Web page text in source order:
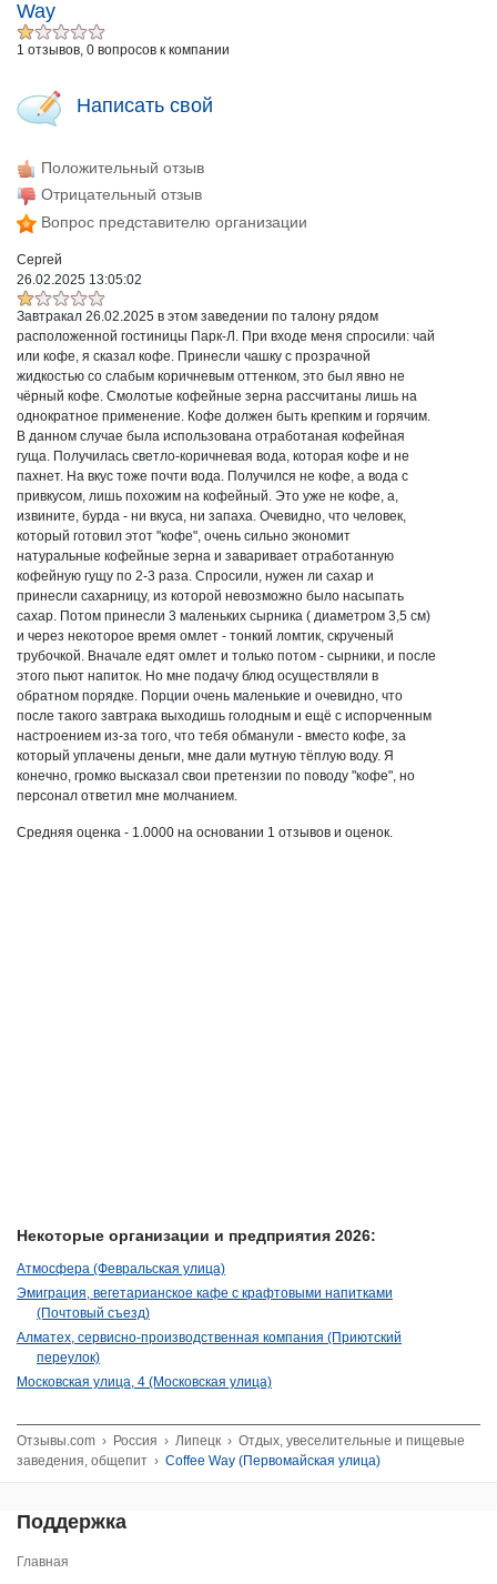
Way
1 отзывов, 0 вопросов к компании
Написать свой
Положительный отзыв
Отрицательный отзыв
Вопрос представителю организации
Сергей
26.02.2025 13:05:02
Завтракал 26.02.2025 в этом заведении по талону рядом
расположенной гостиницы Парк-Л. При входе меня спросили: чай
или кофе, я сказал кофе. Принесли чашку с прозрачной
жидкостью со слабым коричневым оттенком, это был явно не
чёрный кофе. Смолотые кофейные зерна рассчитаны лишь на
однократное применение. Кофе должен быть крепким и горячим.
В данном случае была использована отработаная кофейная
гуща. Получилась светло-коричневая вода, которая кофе и не
пахнет. На вкус тоже почти вода. Получился не кофе, а вода с
привкусом, лишь похожим на кофейный. Это уже не кофе, а,
извините, бурда - ни вкуса, ни запаха. Очевидно, что человек,
который готовил этот "кофе", очень сильно экономит
натуральные кофейные зерна и заваривает отработанную
кофейную гущу по 2-3 раза. Спросили, нужен ли сахар и
принесли сахарницу, из которой невозможно было насыпать
сахар. Потом принесли 3 маленьких сырника ( диаметром 3,5 см)
и через некоторое время омлет - тонкий ломтик, скрученый
трубочкой. Вначале едят омлет и только потом - сырники, и после
этого пьют напиток. Но мне подачу блюд осуществляли в
обратном порядке. Порции очень маленькие и очевидно, что
после такого завтрака выходишь голодным и ещё с испорченным
настроением из-за того, что тебя обманули - вместо кофе, за
который уплачены деньги, мне дали мутную тёплую воду. Я
конечно, громко высказал свои претензии по поводу "кофе", но
персонал ответил мне молчанием.
Средняя оценка - 1.0000 на основании 1 отзывов и оценок.
Некоторые организации и предприятия 2026:
Атмосфера (Февральская улица)
Эмиграция, вегетарианское кафе с крафтовыми напитками
(Почтовый съезд)
Алматех, сервисно-производственная компания (Приютский
переулок)
Московская улица, 4 (Московская улица)
Отзывы.com › Россия › Липецк › Отдых, увеселительные и пищевые
заведения, общепит › Coffee Way (Первомайская улица)
Поддержка
Главная